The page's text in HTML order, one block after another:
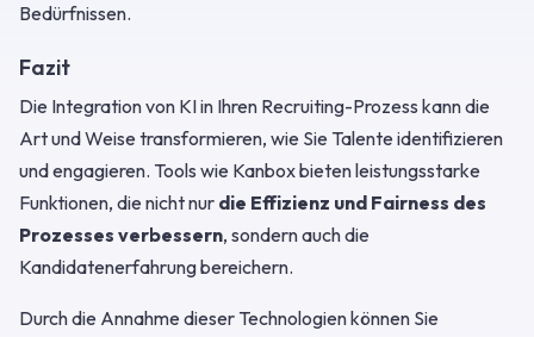
Bedürfnissen.
Fazit
Die Integration von KI in Ihren Recruiting-Prozess kann die
Art und Weise transformieren, wie Sie Talente identifizieren
und engagieren. Tools wie Kanbox bieten leistungsstarke
Funktionen, die nicht nur die Effizienz und Fairness des
Prozesses verbessern, sondern auch die
Kandidatenerfahrung bereichern.
Durch die Annahme dieser Technologien können Sie